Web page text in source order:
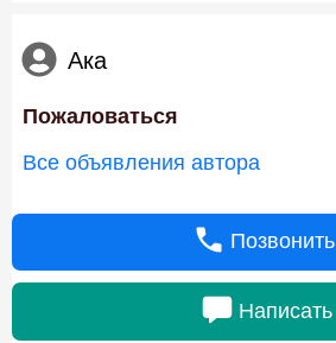
Ака
Пожаловаться
Все объявления автора
Позвонить
Написать